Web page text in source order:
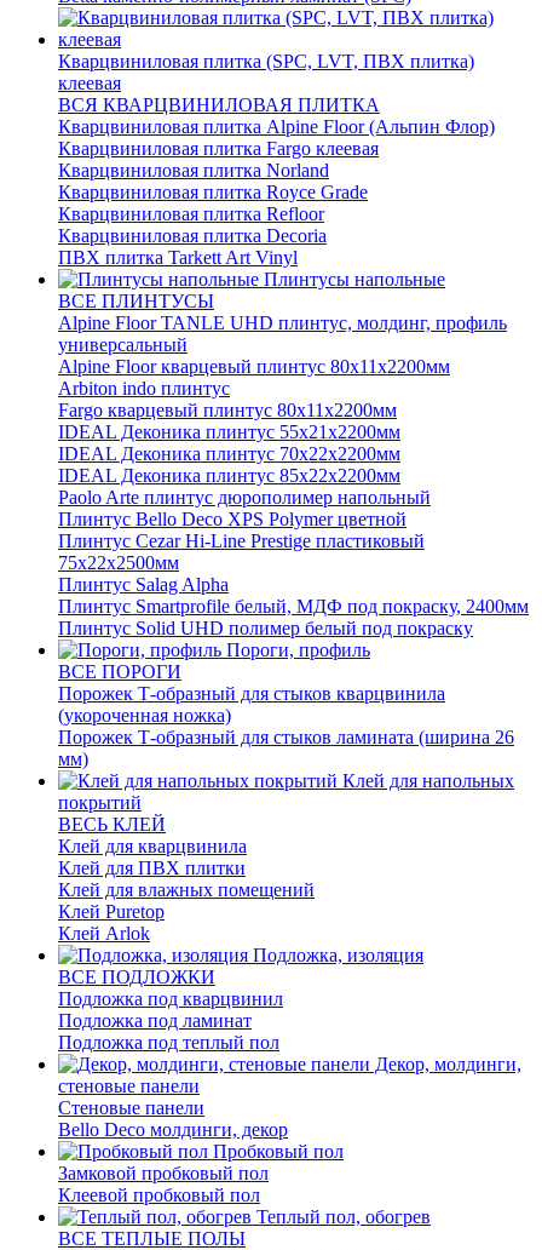
Кварцвиниловая плитка (SPC, LVT, ПВХ плитка)
клеевая
ВСЯ КВАРЦВИНИЛОВАЯ ПЛИТКА
Кварцвиниловая плитка Alpine Floor (Альпин Флор)
Кварцвиниловая плитка Fargo клеевая
Кварцвиниловая плитка Norland
Кварцвиниловая плитка Royce Grade
Кварцвиниловая плитка Refloor
Кварцвиниловая плитка Decoria
ПВХ плитка Tarkett Art Vinyl
Плинтусы напольные
ВСЕ ПЛИНТУСЫ
Alpine Floor TANLE UHD плинтус, молдинг, профиль
универсальный
Alpine Floor кварцевый плинтус 80х11х2200мм
Arbiton indo плинтус
Fargo кварцевый плинтус 80х11х2200мм
IDEAL Деконика плинтус 55х21х2200мм
IDEAL Деконика плинтус 70х22х2200мм
IDEAL Деконика плинтус 85х22х2200мм
Paolo Arte плинтус дюрополимер напольный
Плинтус Bello Deco XPS Polymer цветной
Плинтус Cezar Hi-Line Prestige пластиковый
75х22х2500мм
Плинтус Salag Alpha
Плинтус Smartprofile белый, МДФ под покраску, 2400мм
Плинтус Solid UHD полимер белый под покраску
Пороги, профиль
ВСЕ ПОРОГИ
Порожек Т-образный для стыков кварцвинила
(укороченная ножка)
Порожек Т-образный для стыков ламината (ширина 26
мм)
Клей для напольных
покрытий
ВЕСЬ КЛЕЙ
Клей для кварцвинила
Клей для ПВХ плитки
Клей для влажных помещений
Клей Puretop
Клей Arlok
Подложка, изоляция
ВСЕ ПОДЛОЖКИ
Подложка под кварцвинил
Подложка под ламинат
Подложка под теплый пол
Декор, молдинги,
стеновые панели
Стеновые панели
Bello Deco молдинги, декор
Пробковый пол
Замковой пробковый пол
Клеевой пробковый пол
Теплый пол, обогрев
ВСЕ ТЕПЛЫЕ ПОЛЫ